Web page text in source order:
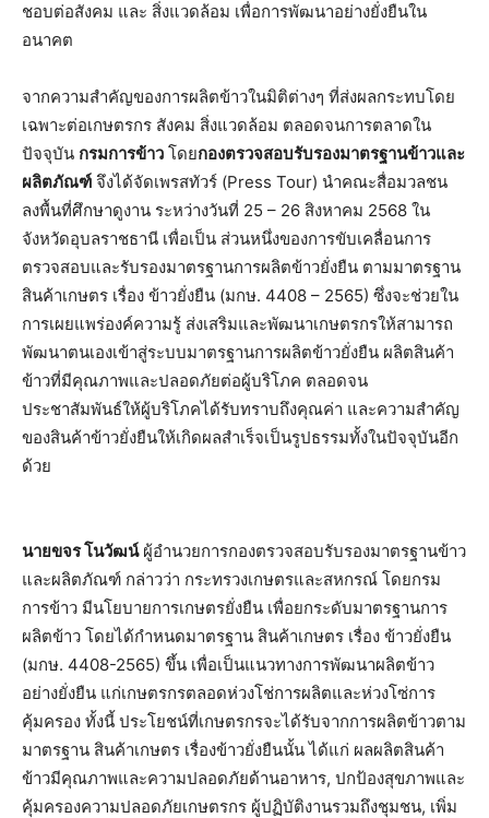
ชอบต่อสังคม และ สิ่งแวดล้อม เพื่อการพัฒนาอย่างยั่งยืนใน
อนาคต
จากความสำคัญของการผลิตข้าวในมิติต่างๆ ที่ส่งผลกระทบโดย
เฉพาะต่อเกษตรกร สังคม สิ่งแวดล้อม ตลอดจนการตลาดใน
ปัจจุบัน กรมการข้าว โดยกองตรวจสอบรับรองมาตรฐานข้าวและ
ผลิตภัณฑ์ จึงได้จัดเพรสทัวร์ (Press Tour) นำคณะสื่อมวลชน
ลงพื้นที่ศึกษาดูงาน ระหว่างวันที่ 25 – 26 สิงหาคม 2568 ใน
จังหวัดอุบลราชธานี เพื่อเป็น ส่วนหนึ่งของการขับเคลื่อนการ
ตรวจสอบและรับรองมาตรฐานการผลิตข้าวยั่งยืน ตามมาตรฐาน
สินค้าเกษตร เรื่อง ข้าวยั่งยืน (มกษ. 4408 – 2565) ซึ่งจะช่วยใน
การเผยแพร่องค์ความรู้ ส่งเสริมและพัฒนาเกษตรกรให้สามารถ
พัฒนาตนเองเข้าสู่ระบบมาตรฐานการผลิตข้าวยั่งยืน ผลิตสินค้า
ข้าวที่มีคุณภาพและปลอดภัยต่อผู้บริโภค ตลอดจน
ประชาสัมพันธ์ให้ผู้บริโภคได้รับทราบถึงคุณค่า และความสำคัญ
ของสินค้าข้าวยั่งยืนให้เกิดผลสำเร็จเป็นรูปธรรมทั้งในปัจจุบันอีก
ด้วย
นายขจร โนวัฒน์ผู้อำนวยการกองตรวจสอบรับรองมาตรฐานข้าว
และผลิตภัณฑ์ กล่าวว่า กระทรวงเกษตรและสหกรณ์ โดยกรม
การข้าว มีนโยบายการเกษตรยั่งยืน เพื่อยกระดับมาตรฐานการ
ผลิตข้าว โดยได้กำหนดมาตรฐาน สินค้าเกษตร เรื่อง ข้าวยั่งยืน
(มกษ. 4408-2565) ขึ้น เพื่อเป็นแนวทางการพัฒนาผลิตข้าว
อย่างยั่งยืน แก่เกษตรกรตลอดห่วงโช่การผลิตและห่วงโซ่การ
คุ้มครอง ทั้งนี้ ประโยชน์ที่เกษตรกรจะได้รับจากการผลิตข้าวตาม
มาตรฐาน สินค้าเกษตร เรื่องข้าวยั่งยืนนั้น ได้แก่ ผลผลิตสินค้า
ข้าวมีคุณภาพและความปลอดภัยด้านอาหาร, ปกป้องสุขภาพและ
คุ้มครองความปลอดภัยเกษตรกร ผู้ปฏิบัติงานรวมถึงชุมชน, เพิ่ม